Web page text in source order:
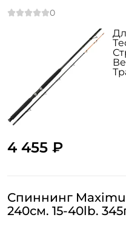
4 455 ₽
Спиннинг
240см. 15-40lb.